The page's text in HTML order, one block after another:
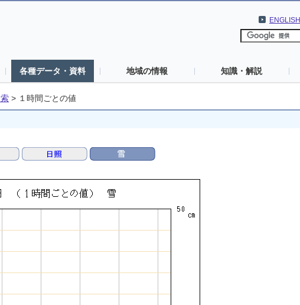
ENGLISH
各種データ・資料 地域の情報 知識・解説
> １時間ごとの値